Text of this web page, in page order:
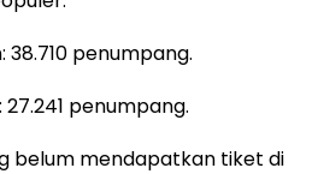
38.710 penumpang.
penumpang.
belum mendapatkan tiket di